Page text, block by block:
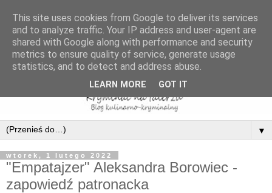
▼
wtorek, 1 lutego 2022
"Empatajzer" Aleksandra Borowiec -
zapowiedź patronacka
This site uses cookies from Google to deliver its services
and to analyze traffic. Your IP address and user-agent are
shared with Google along with performance and security
metrics to ensure quality of service, generate usage
statistics, and to detect and address abuse.
LEARN MORE GOT IT